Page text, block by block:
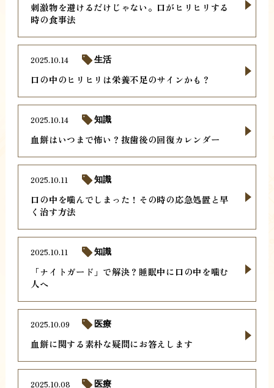
刺激物を避けるだけじゃない。口がヒリヒリする
時の食事法
口の中のヒリヒリは栄養不足のサインかも？
2025.10.14 生活
血餅はいつまで怖い？抜歯後の回復カレンダー
2025.10.14 知識
口の中を噛んでしまった！その時の応急処置と早
く治す方法
2025.10.11 知識
「ナイトガード」で解決？睡眠中に口の中を噛む
人へ
2025.10.11 知識
血餅に関する素朴な疑問にお答えします
2025.10.09 医療
2025.10.08 医療